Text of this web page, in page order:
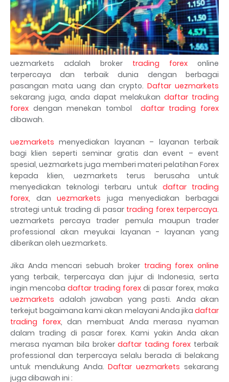
uezmarkets adalah broker trading forex online
terpercaya dan terbaik dunia dengan berbagai
pasangan mata uang dan crypto. Daftar uezmarkets
sekarang juga, anda dapat melakukan daftar trading
forex dengan menekan tombol daftar trading forex
dibawah.
uezmarkets menyediakan layanan – layanan terbaik
bagi klien seperti seminar gratis dan event – event
spesial, uezmarkets juga memberi materi pelatihan Forex
kepada klien, uezmarkets terus berusaha untuk
menyediakan teknologi terbaru untuk daftar trading
forex, danuezmarkets juga menyediakan berbagai
strategi untuk trading di pasar trading forex terpercaya.
uezmarkets percaya trader pemula maupun trader
professional akan meyukai layanan - layanan yang
diberikan oleh uezmarkets.
Jika Anda mencari sebuah broker trading forex online
yang terbaik, terpercaya dan jujur di Indonesia, serta
ingin mencoba daftar trading forex di pasar forex, maka
uezmarkets adalah jawaban yang pasti. Anda akan
terkejut bagaimana kami akan melayani Anda jika daftar
trading forex, dan membuat Anda merasa nyaman
dalam trading di pasar forex. Kami yakin Anda akan
merasa nyaman bila brokerdaftar tading forex terbaik
professional dan terpercaya selalu berada di belakang
untuk mendukung Anda.Daftar uezmarkets sekarang
juga dibawah ini :